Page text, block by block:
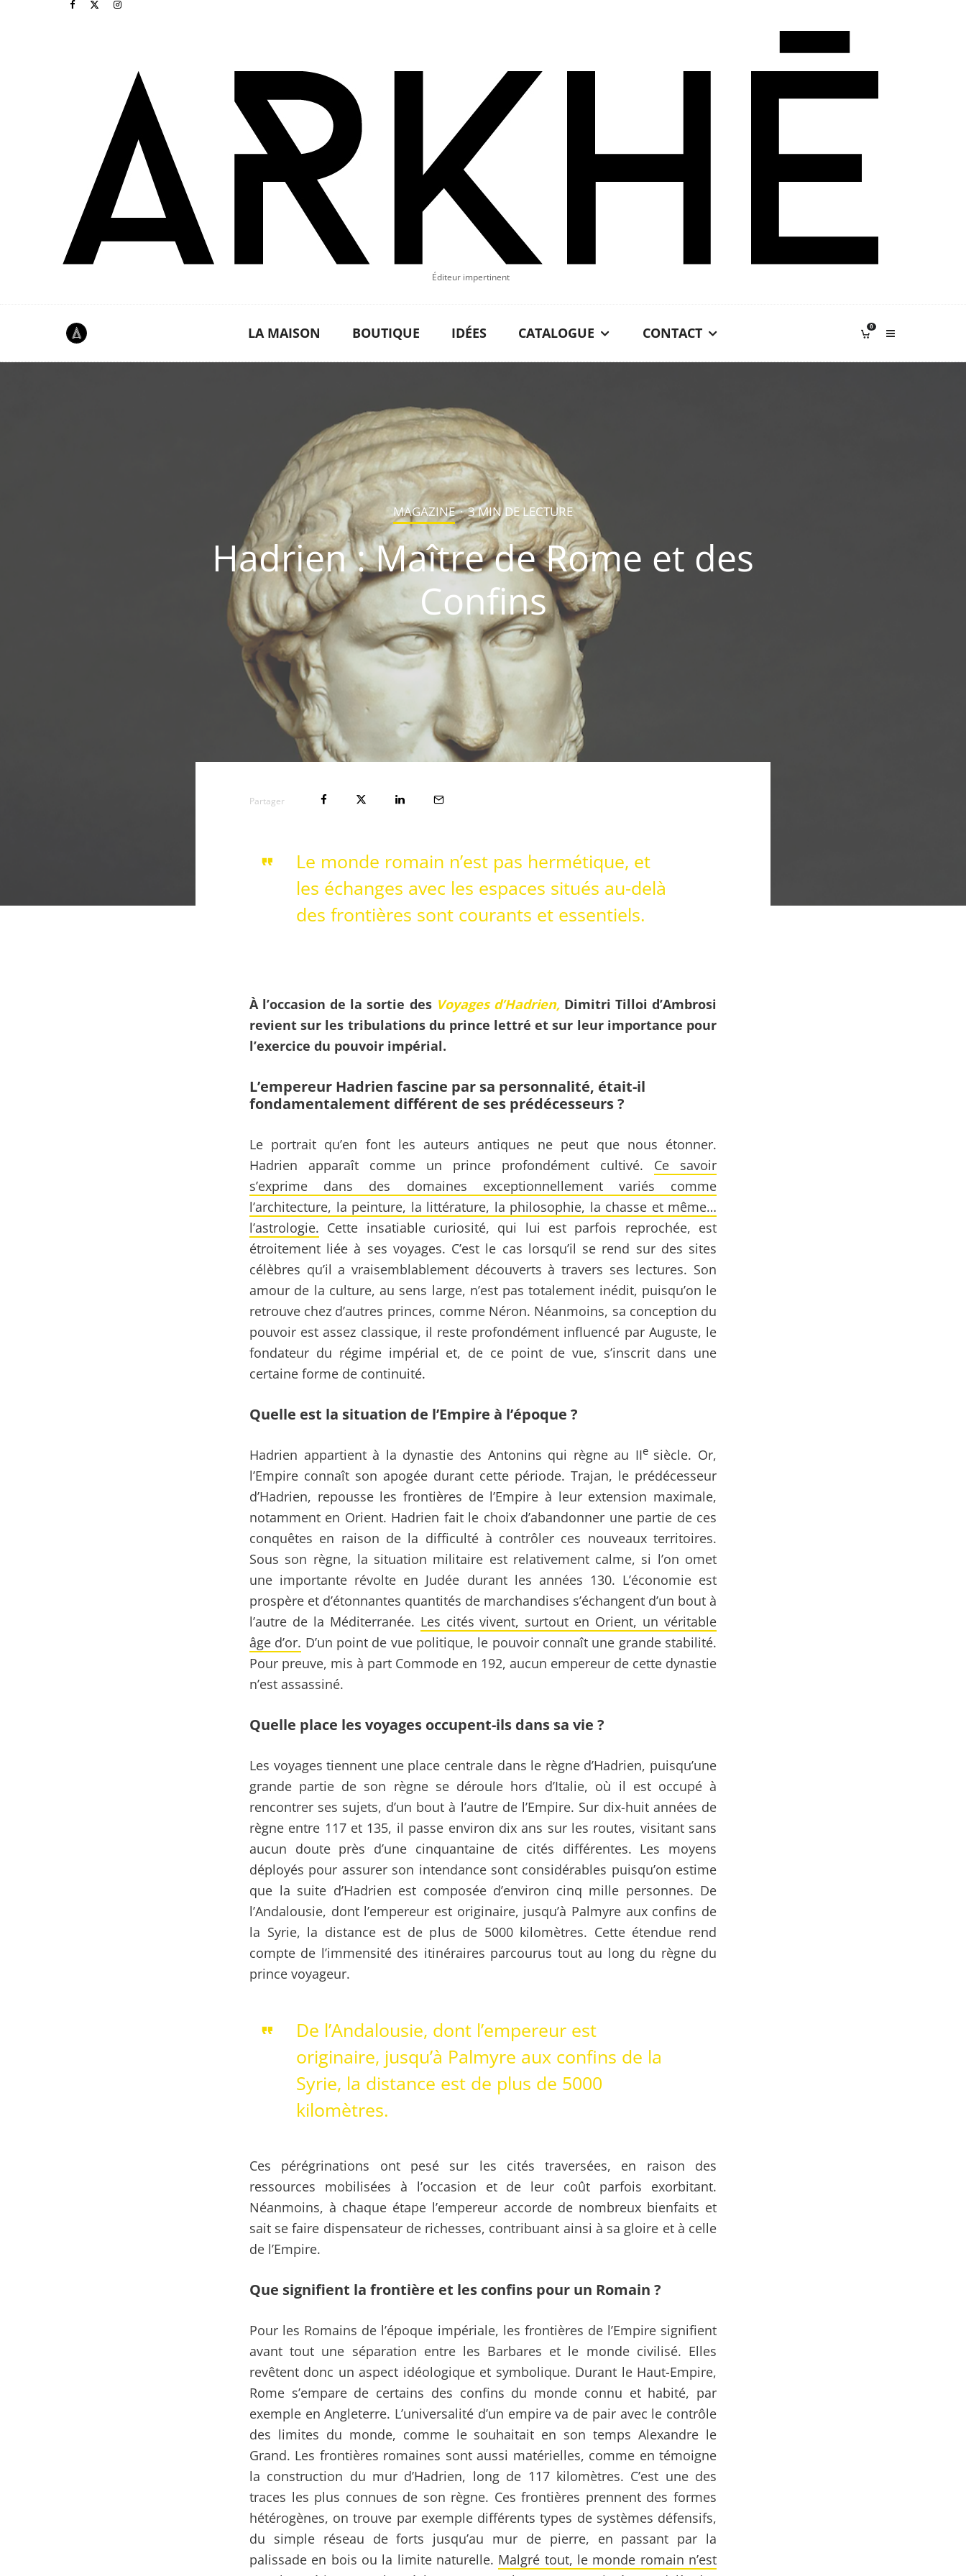
Éditeur impertinent
LA MAISON BOUTIQUE IDÉES CATALOGUE CONTACT 0
MAGAZINE · 3 MIN DE LECTURE
Hadrien : Maître de Rome et des
Confins
Partager
Le monde romain n’est pas hermétique, et
les échanges avec les espaces situés au-delà
des frontières sont courants et essentiels.
À l’occasion de la sortie des Voyages d’Hadrien,Dimitri Tilloi d’Ambrosi
revient sur les tribulations du prince lettré et sur leur importance pour
l’exercice du pouvoir impérial.
L’empereur Hadrien fascine par sa personnalité, était-il
fondamentalement différent de ses prédécesseurs ?
Le portrait qu’en font les auteurs antiques ne peut que nous étonner.
Hadrien apparaît comme un prince profondément cultivé. Ce savoir
s’exprime dans des domaines exceptionnellement variés comme
l’architecture, la peinture, la littérature, la philosophie, la chasse et même…
l’astrologie. Cette insatiable curiosité, qui lui est parfois reprochée, est
étroitement liée à ses voyages. C’est le cas lorsqu’il se rend sur des sites
célèbres qu’il a vraisemblablement découverts à travers ses lectures. Son
amour de la culture, au sens large, n’est pas totalement inédit, puisqu’on le
retrouve chez d’autres princes, comme Néron. Néanmoins, sa conception du
pouvoir est assez classique, il reste profondément influencé par Auguste, le
fondateur du régime impérial et, de ce point de vue, s’inscrit dans une
certaine forme de continuité.
Quelle est la situation de l’Empire à l’époque ?
Hadrien appartient à la dynastie des Antonins qui règne au IIe siècle. Or,
l’Empire connaît son apogée durant cette période. Trajan, le prédécesseur
d’Hadrien, repousse les frontières de l’Empire à leur extension maximale,
notamment en Orient. Hadrien fait le choix d’abandonner une partie de ces
conquêtes en raison de la difficulté à contrôler ces nouveaux territoires.
Sous son règne, la situation militaire est relativement calme, si l’on omet
une importante révolte en Judée durant les années 130. L’économie est
prospère et d’étonnantes quantités de marchandises s’échangent d’un bout à
l’autre de la Méditerranée. Les cités vivent, surtout en Orient, un véritable
âge d’or. D’un point de vue politique, le pouvoir connaît une grande stabilité.
Pour preuve, mis à part Commode en 192, aucun empereur de cette dynastie
n’est assassiné.
Quelle place les voyages occupent-ils dans sa vie ?
Les voyages tiennent une place centrale dans le règne d’Hadrien, puisqu’une
grande partie de son règne se déroule hors d’Italie, où il est occupé à
rencontrer ses sujets, d’un bout à l’autre de l’Empire. Sur dix-huit années de
règne entre 117 et 135, il passe environ dix ans sur les routes, visitant sans
aucun doute près d’une cinquantaine de cités différentes. Les moyens
déployés pour assurer son intendance sont considérables puisqu’on estime
que la suite d’Hadrien est composée d’environ cinq mille personnes. De
l’Andalousie, dont l’empereur est originaire, jusqu’à Palmyre aux confins de
la Syrie, la distance est de plus de 5000 kilomètres. Cette étendue rend
compte de l’immensité des itinéraires parcourus tout au long du règne du
prince voyageur.
De l’Andalousie, dont l’empereur est
originaire, jusqu’à Palmyre aux confins de la
Syrie, la distance est de plus de 5000
kilomètres.
Ces pérégrinations ont pesé sur les cités traversées, en raison des
ressources mobilisées à l’occasion et de leur coût parfois exorbitant.
Néanmoins, à chaque étape l’empereur accorde de nombreux bienfaits et
sait se faire dispensateur de richesses, contribuant ainsi à sa gloire et à celle
de l’Empire.
Que signifient la frontière et les confins pour un Romain ?
Pour les Romains de l’époque impériale, les frontières de l’Empire signifient
avant tout une séparation entre les Barbares et le monde civilisé. Elles
revêtent donc un aspect idéologique et symbolique. Durant le Haut-Empire,
Rome s’empare de certains des confins du monde connu et habité, par
exemple en Angleterre. L’universalité d’un empire va de pair avec le contrôle
des limites du monde, comme le souhaitait en son temps Alexandre le
Grand. Les frontières romaines sont aussi matérielles, comme en témoigne
la construction du mur d’Hadrien, long de 117 kilomètres. C’est une des
traces les plus connues de son règne. Ces frontières prennent des formes
hétérogènes, on trouve par exemple différents types de systèmes défensifs,
du simple réseau de forts jusqu’au mur de pierre, en passant par la
palissade en bois ou la limite naturelle. Malgré tout, le monde romain n’est